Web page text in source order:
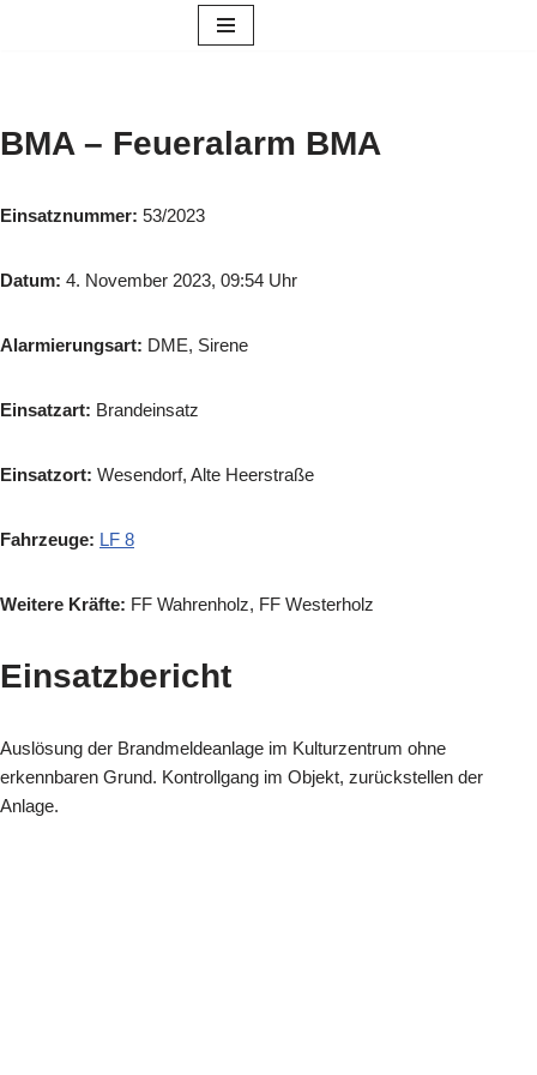
BMA – Feueralarm BMA
Einsatznummer: 53/2023
Datum: 4. November 2023, 09:54 Uhr
Alarmierungsart: DME, Sirene
Einsatzart: Brandeinsatz
Einsatzort: Wesendorf, Alte Heerstraße
Fahrzeuge: LF 8
Weitere Kräfte: FF Wahrenholz, FF Westerholz
Einsatzbericht
Auslösung der Brandmeldeanlage im Kulturzentrum ohne
erkennbaren Grund. Kontrollgang im Objekt, zurückstellen der
Anlage.